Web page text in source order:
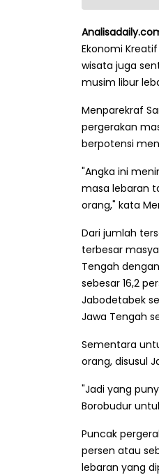
Ekonomi
wisata juga
musim libur
Menparekraf
pergerakan
berpotensi
"Angka ini
masa lebaran
orang," kata
Dari jumlah
terbesar
Tengah
sebesar 16,2
Jabodetabek
Jawa Tengah
Sementara
orang, disusul
"Jadi yang
Borobudur
Puncak
persen atau
lebaran yang